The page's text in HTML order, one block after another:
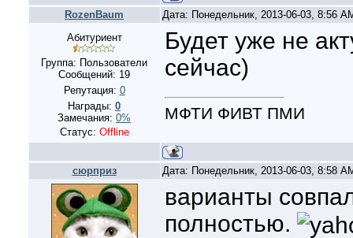
RozenBaum
Дата: Понедельник, 2013-06-03, 8:56
Абитуриент
Группа: Пользователи
Сообщений: 19
Репутация: 0
Награды: 0
Замечания: 0%
Статус: Offline
Будет уже не
сейчас)
МФТИ ФИВТ ПМИ
сюрприз Дата: Понедельник, 2013-06-03, 8:58
варианты
полностью.